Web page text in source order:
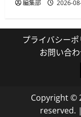
編集部 2026-
プライバシー
お問い合
Copyright ©
reserved. |